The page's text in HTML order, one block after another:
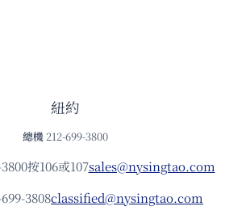
紐約
總機 212-699-3800
按106或107sales@nysingtao.com
3808classified@nysingtao.com